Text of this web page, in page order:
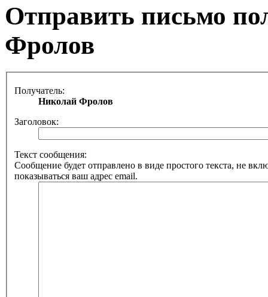
Отправить письмо
Фролов
Получатель:
Николай Фролов
Заголовок:
Текст сообщения:
Сообщение будет отправлено в виде простого текста, не
показываться ваш адрес email.